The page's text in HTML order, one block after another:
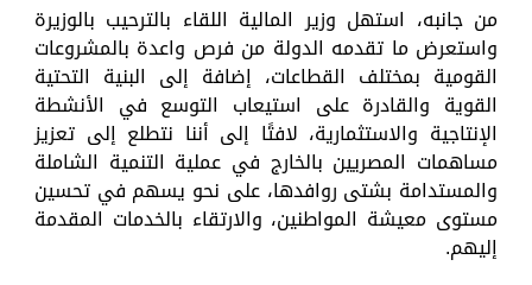
من جانبه، استهل وزير المالية اللقاء بالترحيب بالوزيرة
واستعرض ما تقدمه الدولة من فرص واعدة بالمشروعات
القومية بمختلف القطاعات، إضافة إلى البنية التحتية
القوية والقادرة على استيعاب التوسع في الأنشطة
الإنتاجية والاستثمارية، لافتًا إلى أننا نتطلع إلى تعزيز
مساهمات المصريين بالخارج في عملية التنمية الشاملة
والمستدامة بشتى روافدها، على نحو يسهم في تحسين
مستوى معيشة المواطنين، والارتقاء بالخدمات المقدمة
إليهم.